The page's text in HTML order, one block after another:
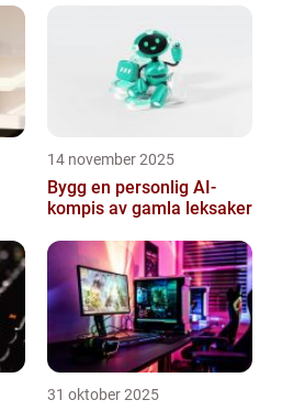
14 november 2025
Bygg en personlig AI-
kompis av gamla leksaker
31 oktober 2025